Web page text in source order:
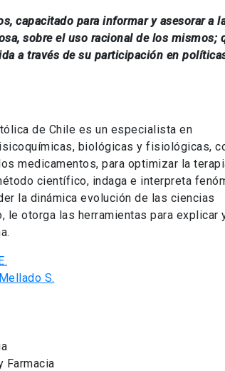
capacitado para informar y asesorar a
sobre el uso racional de los mismos;
a través de su participación en
de Chile es un especialista en
biológicas y fisiológicas,
medicamentos, para optimizar la
científico, indaga e interpreta
la dinámica evolución de las ciencias
le otorga las herramientas para explicar
S.
Farmacia